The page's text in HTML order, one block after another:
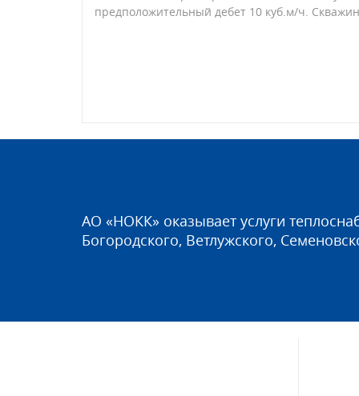
предположительный дебет 10 куб.м/ч.
АО «НОКК» оказывает услуги
Богородского, Ветлужского,